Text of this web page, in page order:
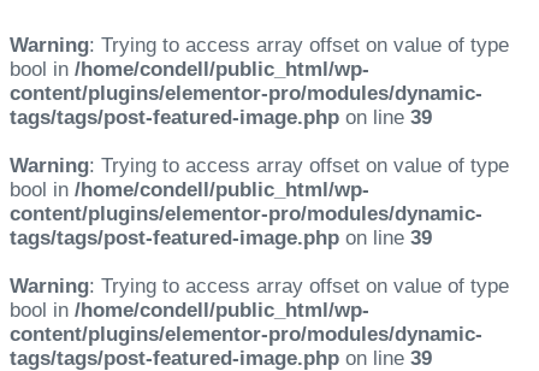
Warning: Trying to access array offset on value of type
bool in /home/condell/public_html/wp-
content/plugins/elementor-pro/modules/dynamic-
tags/tags/post-featured-image.php on line 39
Warning: Trying to access array offset on value of type
bool in /home/condell/public_html/wp-
content/plugins/elementor-pro/modules/dynamic-
tags/tags/post-featured-image.php on line 39
Warning: Trying to access array offset on value of type
bool in /home/condell/public_html/wp-
content/plugins/elementor-pro/modules/dynamic-
tags/tags/post-featured-image.php on line 39